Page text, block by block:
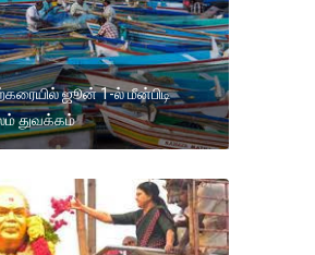
ஜூன் 1-ல் மீன்பிடி
துவக்கம்